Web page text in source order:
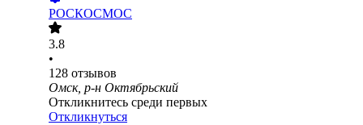
РОСКОСМОС
3.8
•
128 отзывов
Омск, р-н Октябрьский
Откликнитесь среди первых
Откликнуться